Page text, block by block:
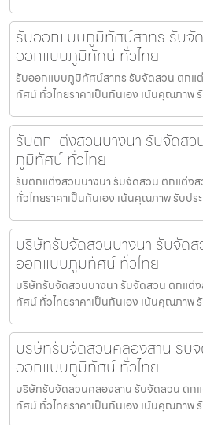
รับออกแบบภูมิทัศน์สาทร รับจั
ออกแบบภูมิทัศน์ ทั่วไทย
รับออกแบบภูมิทัศน์สาทร รับจัดสวน ตก
ทัศน์ ทั่วไทยราคาเป็นกันเอง เน้นคุณภาพ
รับตกแต่งสวนบางนา รับจัดส
ภูมิทัศน์ ทั่วไทย
รับตกแต่งสวนบางนา รับจัดสวน ตกแต่
ทั่วไทยราคาเป็นกันเอง เน้นคุณภาพ รับป
บริษัทรับจัดสวนบางนา รับจัด
ออกแบบภูมิทัศน์ ทั่วไทย
บริษัทรับจัดสวนบางนา รับจัดสวน ตกแต่
ทัศน์ ทั่วไทยราคาเป็นกันเอง เน้นคุณภาพ
บริษัทรับจัดสวนคลองสาน รับ
ออกแบบภูมิทัศน์ ทั่วไทย
บริษัทรับจัดสวนคลองสาน รับจัดสวน ต
ทัศน์ ทั่วไทยราคาเป็นกันเอง เน้นคุณภาพ